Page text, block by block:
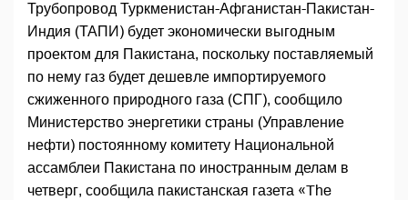
Трубопровод Туркменистан-Афганистан-Пакистан-
Индия (ТАПИ) будет экономически выгодным
проектом для Пакистана, поскольку поставляемый
по нему газ будет дешевле импортируемого
сжиженного природного газа (СПГ), сообщило
Министерство энергетики страны (Управление
нефти) постоянному комитету Национальной
ассамблеи Пакистана по иностранным делам в
четверг, сообщила пакистанская газета «The